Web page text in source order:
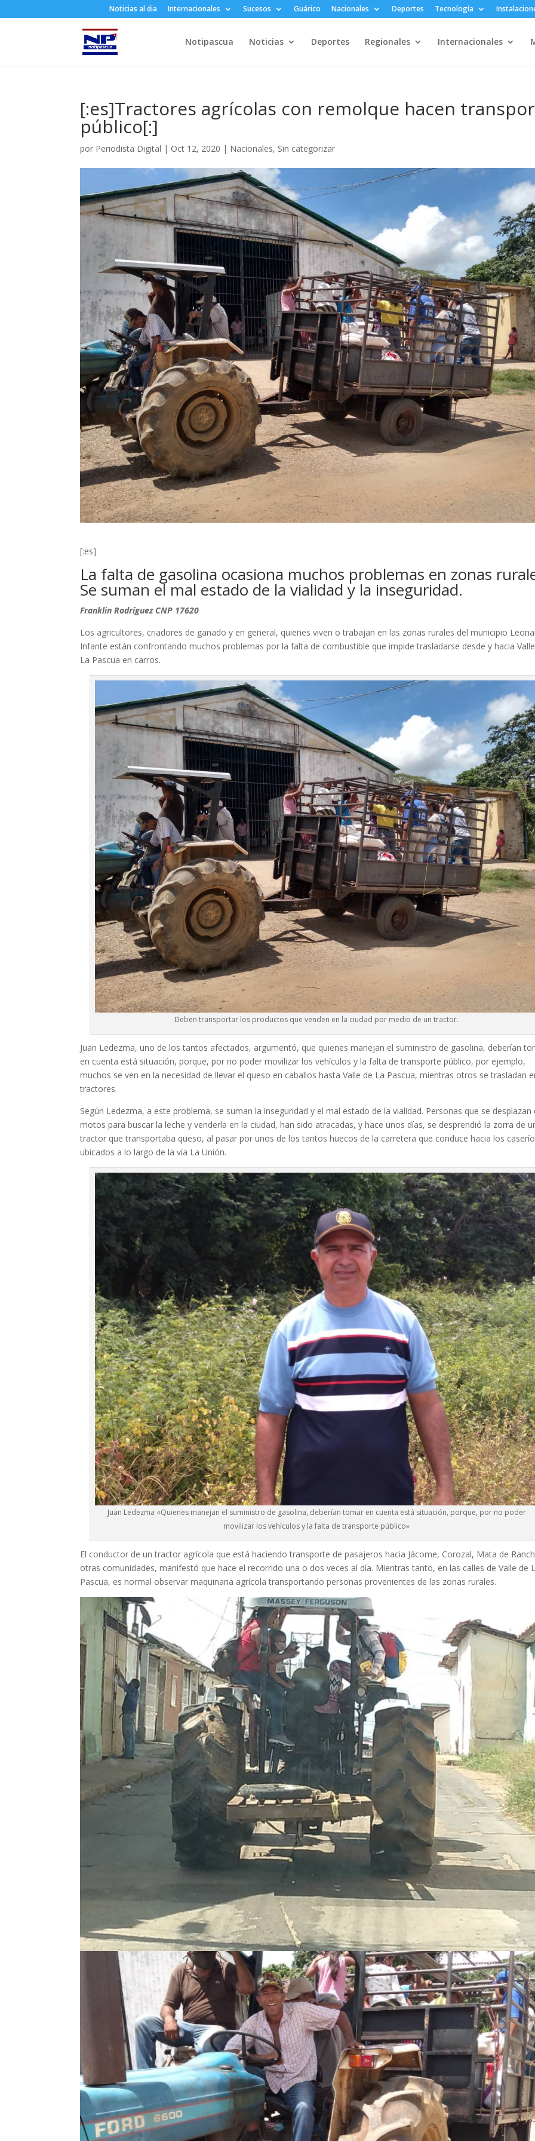
Noticias al dia Internacionales Sucesos Guárico Nacionales Deportes Tecnología
Notipascua Noticias Deportes Regionales Internacionales
[:es]Tractores agrícolas con remolque hacen
público[:]
por Periodista Digital | Oct 12, 2020 | Nacionales, Sin categorizar
[:es]
La falta de gasolina ocasiona muchos problemas en zonas
Se suman el mal estado de la vialidad y la inseguridad.
Franklin Rodríguez CNP 17620
Los agricultores, criadores de ganado y en general, quienes viven o trabajan en las zonas rurales del municipio
Infante están confrontando muchos problemas por la falta de combustible que impide trasladarse desde y hacia
La Pascua en carros.
Deben transportar los productos que venden en la ciudad por medio de un tractor.
Juan Ledezma, uno de los tantos afectados, argumentó, que quienes manejan el suministro de gasolina, deberían
en cuenta está situación, porque, por no poder movilizar los vehículos y la falta de transporte público, por ejemplo,
muchos se ven en la necesidad de llevar el queso en caballos hasta Valle de La Pascua, mientras otros se trasladan
tractores.
Según Ledezma, a este problema, se suman la inseguridad y el mal estado de la vialidad. Personas que se desplazan
motos para buscar la leche y venderla en la ciudad, han sido atracadas, y hace unos días, se desprendió la zorra de
tractor que transportaba queso, al pasar por unos de los tantos huecos de la carretera que conduce hacia los
ubicados a lo largo de la vía La Unión.
Juan Ledezma «Quienes manejan el suministro de gasolina, deberían tomar en cuenta está situación, porque, por no poder
movilizar los vehículos y la falta de transporte público»
El conductor de un tractor agrícola que está haciendo transporte de pasajeros hacia Jácome, Corozal, Mata de
otras comunidades, manifestó que hace el recorrido una o dos veces al día. Mientras tanto, en las calles de Valle de
Pascua, es normal observar maquinaria agrícola transportando personas provenientes de las zonas rurales.